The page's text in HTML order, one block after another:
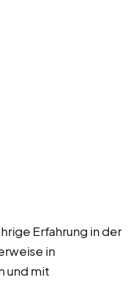
Erfahrung in der
in
und mit